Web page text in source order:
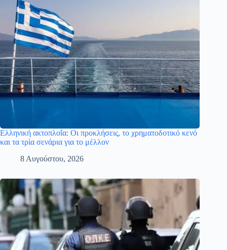
Ελληνική ακτοπλοΐα: Οι προκλήσεις, το χρηματοδοτικό κενό
και τα τρία σενάρια για το μέλλον
8 Αυγούστου, 2026